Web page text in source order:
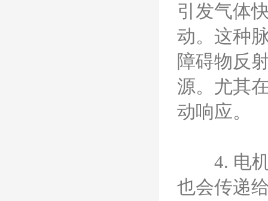
引发气体
动。这种
障碍物反
源。尤其
动响应。
4. 电机
也会传递